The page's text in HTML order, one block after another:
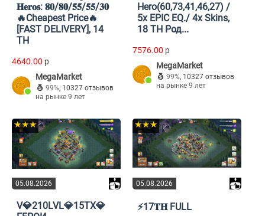
𝐇𝐞𝐫𝐨𝐬: 𝟖𝟎/𝟖𝟎/𝟓𝟓/𝟓𝟓/𝟑𝟎
🔥Cheapest Price🔥
[FAST DELIVERY], 14
TH
4640.00 p
MegaMarket
99%, 10327 отзывов
на рынке 9 лет
Hero(60,73,41,46,27) /
5x EPIC EQ./ 4x Skins,
18 TH Род...
7576.00 p
MegaMarket
99%, 10327 отзывов
на рынке 9 лет
05.08.2026
★★★
V💎210LVL💎15ТХ💎
05.08.2026
★★★
⚡️17𝐓𝐇 FULL